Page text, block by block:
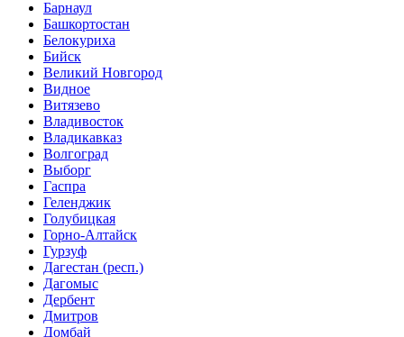
Барнаул
Башкортостан
Белокуриха
Бийск
Великий Новгород
Видное
Витязево
Владивосток
Владикавказ
Волгоград
Выборг
Гаспра
Геленджик
Голубицкая
Горно-Алтайск
Гурзуф
Дагестан (респ.)
Дагомыс
Дербент
Дмитров
Домбай